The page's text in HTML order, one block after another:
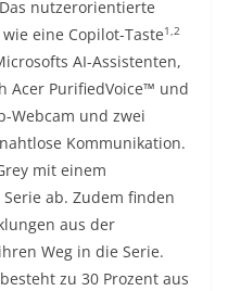
nutzerorientierte
eine Copilot-Taste1,2
AI-Assistenten,
Acer PurifiedVoice™ und
Webcam und zwei
Kommunikation.
mit einem
ab. Zudem finden
aus der
Weg in die Serie.
zu 30 Prozent aus